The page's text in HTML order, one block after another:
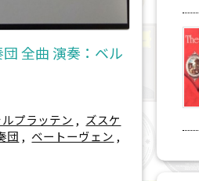
全曲 演奏：ベル
プラッテン , ズスケ
団 , ベートーヴェン ,